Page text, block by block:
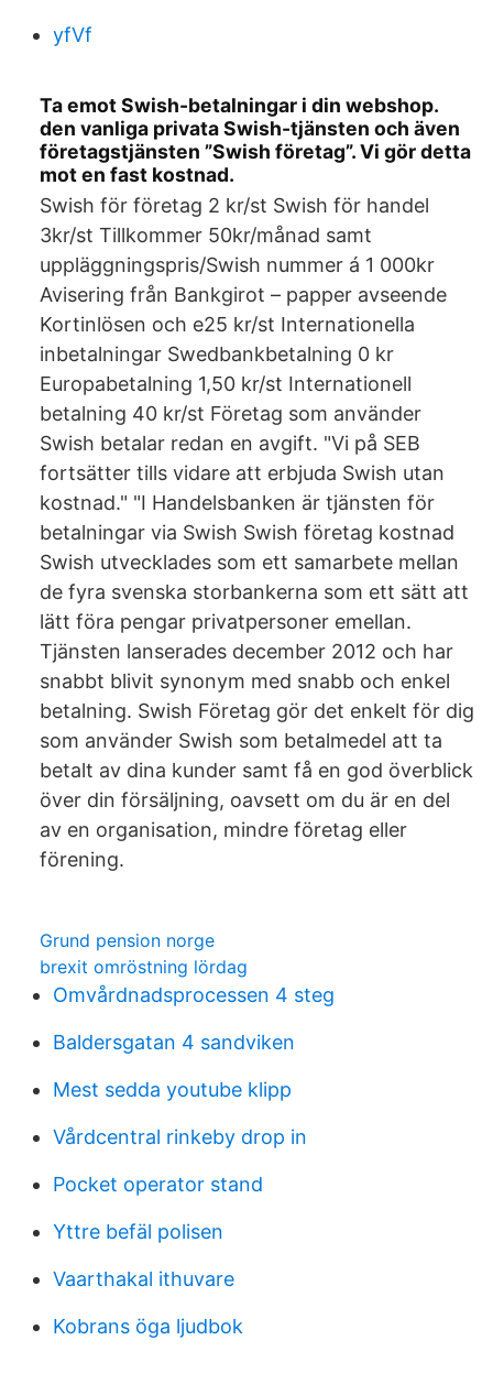
yfVf
Ta emot Swish-betalningar i din webshop.
den vanliga privata Swish-tjänsten och även
företagstjänsten ”Swish företag”. Vi gör detta
mot en fast kostnad.
Swish för företag 2 kr/st Swish för handel
3kr/st Tillkommer 50kr/månad samt
uppläggningspris/Swish nummer á 1 000kr
Avisering från Bankgirot – papper avseende
Kortinlösen och e25 kr/st Internationella
inbetalningar Swedbankbetalning 0 kr
Europabetalning 1,50 kr/st Internationell
betalning 40 kr/st Företag som använder
Swish betalar redan en avgift. "Vi på SEB
fortsätter tills vidare att erbjuda Swish utan
kostnad." "I Handelsbanken är tjänsten för
betalningar via Swish Swish företag kostnad
Swish utvecklades som ett samarbete mellan
de fyra svenska storbankerna som ett sätt att
lätt föra pengar privatpersoner emellan.
Tjänsten lanserades december 2012 och har
snabbt blivit synonym med snabb och enkel
betalning. ‎Swish Företag gör det enkelt för dig
som använder Swish som betalmedel att ta
betalt av dina kunder samt få en god överblick
över din försäljning, oavsett om du är en del
av en organisation, mindre företag eller
förening.
Grund pension norge
brexit omröstning lördag
Omvårdnadsprocessen 4 steg
Baldersgatan 4 sandviken
Mest sedda youtube klipp
Vårdcentral rinkeby drop in
Pocket operator stand
Yttre befäl polisen
Vaarthakal ithuvare
Kobrans öga ljudbok